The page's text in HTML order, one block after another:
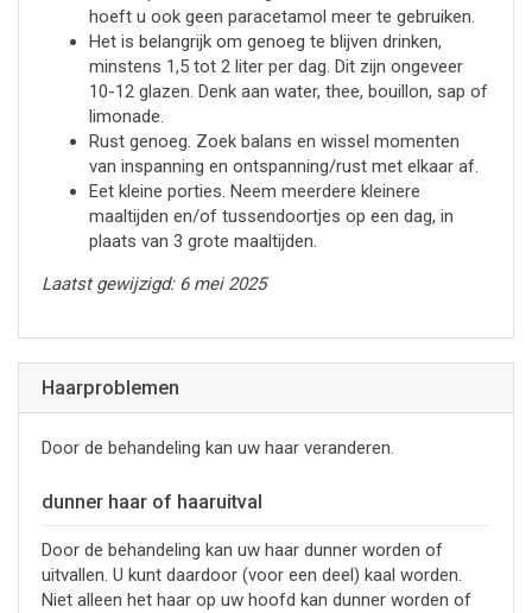
hoeft u ook geen paracetamol meer te gebruiken.
Het is belangrijk om genoeg te blijven drinken,
minstens 1,5 tot 2 liter per dag. Dit zijn ongeveer
10-12 glazen. Denk aan water, thee, bouillon, sap of
limonade.
Rust genoeg. Zoek balans en wissel momenten
van inspanning en ontspanning/rust met elkaar af.
Eet kleine porties. Neem meerdere kleinere
maaltijden en/of tussendoortjes op een dag, in
plaats van 3 grote maaltijden.
Laatst gewijzigd: 6 mei 2025
Haarproblemen
Door de behandeling kan uw haar veranderen.
dunner haar of haaruitval
Door de behandeling kan uw haar dunner worden of
uitvallen. U kunt daardoor (voor een deel) kaal worden.
Niet alleen het haar op uw hoofd kan dunner worden of